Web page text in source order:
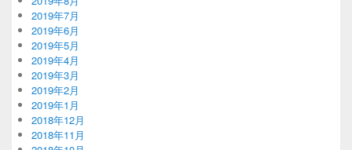
2019年7月
2019年6月
2019年5月
2019年4月
2019年3月
2019年2月
2019年1月
2018年12月
2018年11月